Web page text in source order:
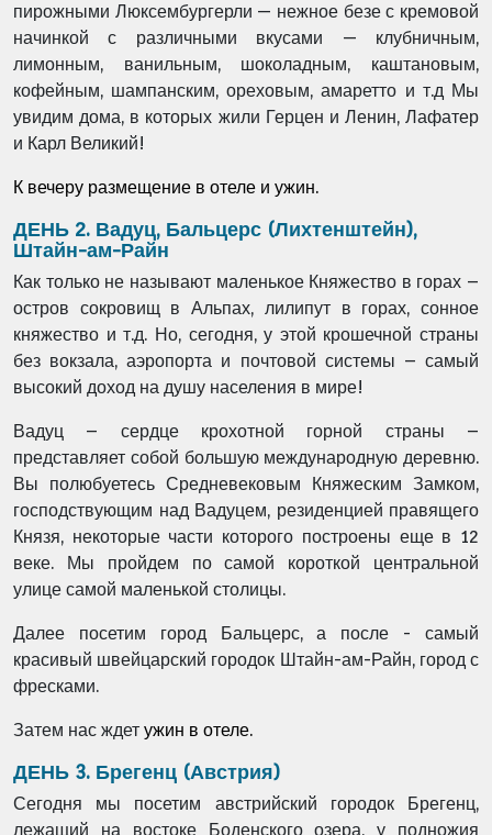
пирожными Люксембургерли — нежное безе с кремовой
начинкой с различными вкусами — клубничным,
лимонным, ванильным, шоколадным, каштановым,
кофейным, шампанским, ореховым, амаретто и т.д Мы
увидим дома, в которых жили Герцен и Ленин, Лафатер
и Карл Великий!
К вечеру размещение в отеле и ужин.
ДЕНЬ 2. Вадуц, Бальцерс (Лихтенштейн),
Штайн-ам-Райн
Как только не называют маленькое Княжество в горах –
остров сокровищ в Альпах, лилипут в горах, сонное
княжество и т.д. Но, сегодня, у этой крошечной страны
без вокзала, аэропорта и почтовой системы – самый
высокий доход на душу населения в мире!
Вадуц – сердце крохотной горной страны –
представляет собой большую международную деревню.
Вы полюбуетесь Средневековым Княжеским Замком,
господствующим над Вадуцем, резиденцией правящего
Князя, некоторые части которого построены еще в 12
веке. Мы пройдем по самой короткой центральной
улице самой маленькой столицы.
Далее посетим город Бальцерс, а после - самый
красивый швейцарский городок Штайн-ам-Райн, город с
фресками.
Затем нас ждет ужин в отеле.
ДЕНЬ 3. Брегенц (Австрия)
Сегодня мы посетим австрийский городок Брегенц,
лежащий на востоке Боденского озера, у подножия